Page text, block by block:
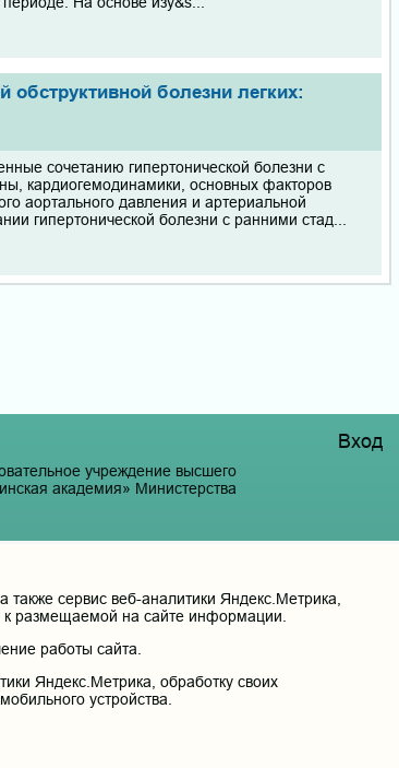
болезни легких:
сочетанию гипертонической болезни с
кардиогемодинамики, основных факторов
аортального давления и артериальной
гипертонической болезни с ранними стад...
учреждение высшего
академия» Министерства
Вход
сервис веб-аналитики Яндекс.Метрика,
к размещаемой на сайте информации.
работы сайта.
Яндекс.Метрика, обработку своих
устройства.